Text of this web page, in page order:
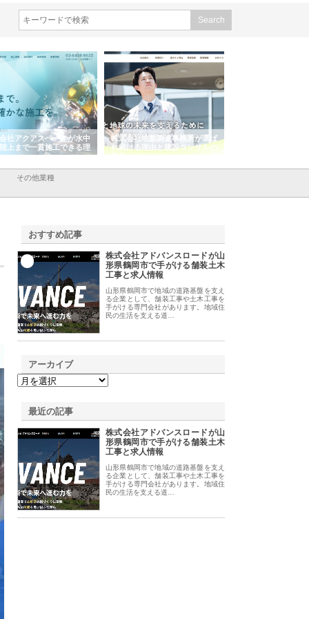
社アクアスペースが水中
上まで一貫施工できる理
株式会社地盤調査事務所が選ば
れ続ける理由と建設コンサルの
強み
その他業種
おすすめ記事
株式会社アドバンスロードが山
形県鶴岡市で手がける舗装土木
工事と求人情報
山形県鶴岡市で地域の道路基盤を支え
る企業として、舗装工事や土木工事を
手がける専門会社があります。地域住
民の生活を支える道…
アーカイブ
最近の記事
株式会社アドバンスロードが山
形県鶴岡市で手がける舗装土木
工事と求人情報
山形県鶴岡市で地域の道路基盤を支え
る企業として、舗装工事や土木工事を
手がける専門会社があります。地域住
民の生活を支える道…